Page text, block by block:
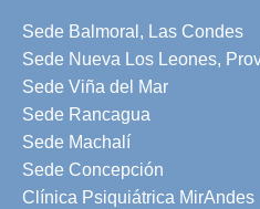
Sede Balmoral, Las Condes
Sede Nueva Los Leones,
Sede Viña del Mar
Sede Rancagua
Sede Machalí
Sede Concepción
Clínica Psiquiátrica MirAndes